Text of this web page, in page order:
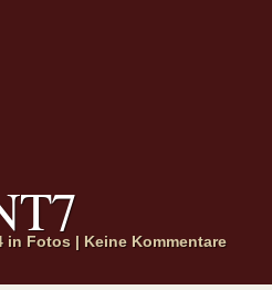
in Fotos | Keine Kommentare